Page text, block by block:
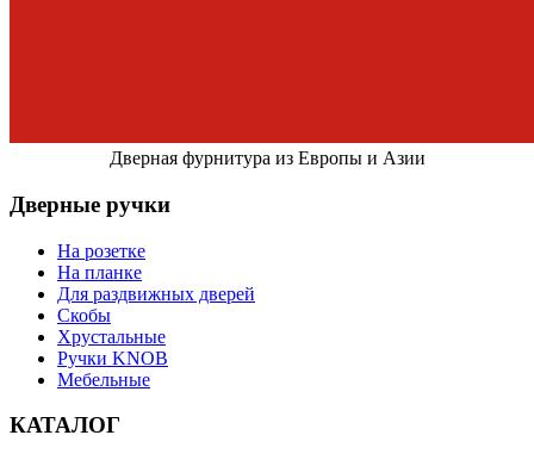
Дверная фурнитура из Европы и Азии
Дверные ручки
На розетке
На планке
Для раздвижных дверей
Скобы
Хрустальные
Ручки KNOB
Мебельные
КАТАЛОГ